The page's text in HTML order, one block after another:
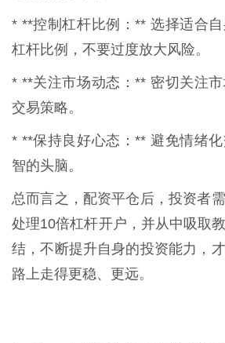
* **控制杠杆比例：** 选择适合
杠杆比例，不要过度放大风险。
* **关注市场动态：** 密切关注
交易策略。
* **保持良好心态：** 避免情绪
智的头脑。
总而言之，配资平仓后，投资者
处理10倍杠杆开户，并从中吸取
结，不断提升自身的投资能力，
路上走得更稳、更远。